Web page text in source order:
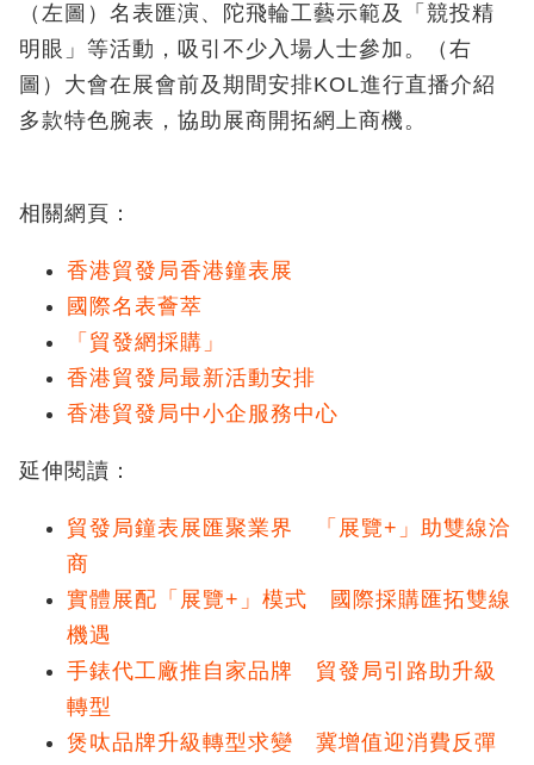
（左圖）名表匯演、陀飛輪工藝示範及「競投精
明眼」等活動，吸引不少入場人士參加。（右
圖）大會在展會前及期間安排KOL進行直播介紹
多款特色腕表，協助展商開拓網上商機。
相關網頁：
香港貿發局香港鐘表展
國際名表薈萃
「貿發網採購」
香港貿發局最新活動安排
香港貿發局中小企服務中心
延伸閱讀：
貿發局鐘表展匯聚業界 「展覽+」助雙線洽
商
實體展配「展覽+」模式 國際採購匯拓雙線
機遇
手錶代工廠推自家品牌 貿發局引路助升級
轉型
煲呔品牌升級轉型求變 冀增值迎消費反彈